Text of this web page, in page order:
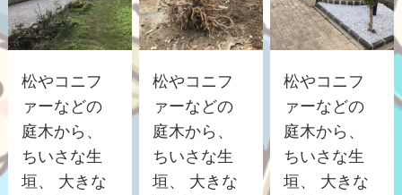
松やコニフ
ァーなどの
庭木から、
ちいさな生
垣、 大きな
松やコニフ
ァーなどの
庭木から、
ちいさな生
垣、 大きな
松やコニフ
ァーなどの
庭木から、
ちいさな生
垣、 大きな